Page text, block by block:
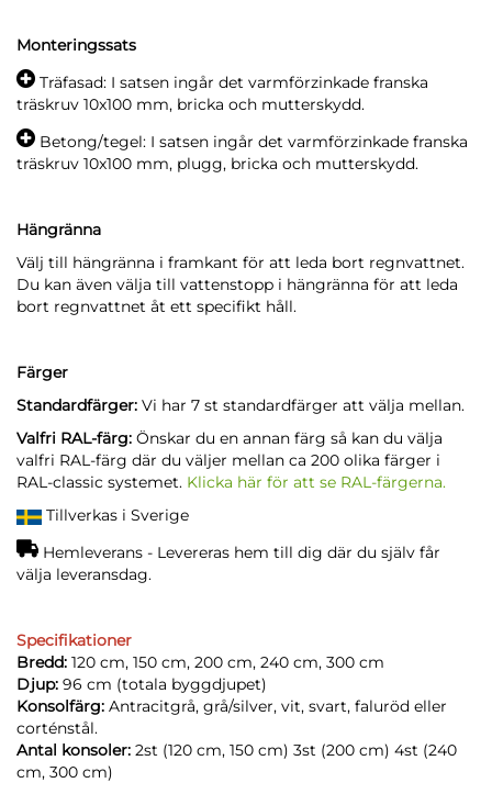
Monteringssats
Träfasad: I satsen ingår det varmförzinkade franska
träskruv 10x100 mm, bricka och mutterskydd.
Betong/tegel: I satsen ingår det varmförzinkade franska
träskruv 10x100 mm, plugg, bricka och mutterskydd.
Hängränna
Välj till hängränna i framkant för att leda bort regnvattnet.
Du kan även välja till vattenstopp i hängränna för att leda
bort regnvattnet åt ett specifikt håll.
Färger
Standardfärger: Vi har 7 st standardfärger att välja mellan.
Valfri RAL-färg: Önskar du en annan färg så kan du välja
valfri RAL-färg där du väljer mellan ca 200 olika färger i
RAL-classic systemet. Klicka här för att se RAL-färgerna.
Tillverkas i Sverige
Hemleverans - Levereras hem till dig där du själv får
välja leveransdag.
Specifikationer
Bredd: 120 cm, 150 cm, 200 cm, 240 cm, 300 cm
Djup: 96 cm (totala byggdjupet)
Konsolfärg: Antracitgrå, grå/silver, vit, svart, faluröd eller
corténstål.
Antal konsoler: 2st (120 cm, 150 cm) 3st (200 cm) 4st (240
cm, 300 cm)